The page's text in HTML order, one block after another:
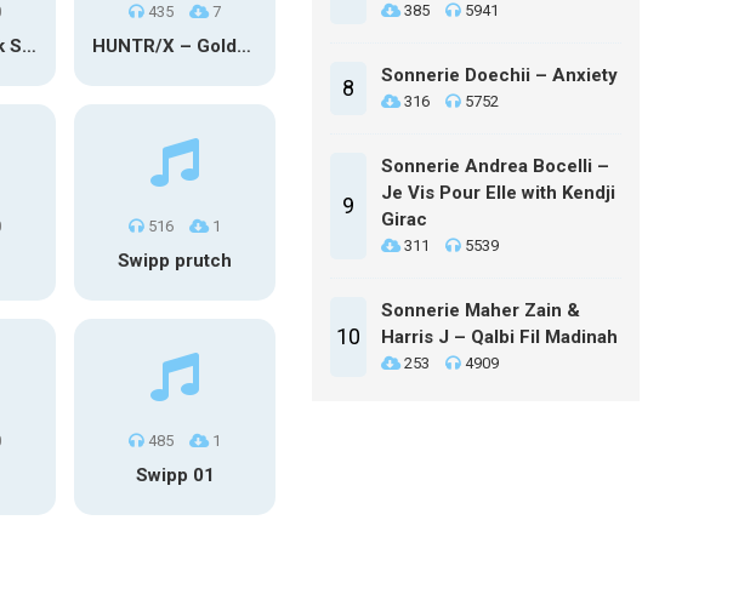
The End of Oak Street Trailer
435 7
HUNTR/X – Golden (Glowin’ Version)
516 1
Swipp prutch
485 1
Swipp 01
385 5941
8 Sonnerie Doechii – Anxiety
316 5752
9
Sonnerie Andrea Bocelli –
Je Vis Pour Elle with Kendji
Girac
311 5539
10
Sonnerie Maher Zain &
Harris J – Qalbi Fil Madinah
253 4909